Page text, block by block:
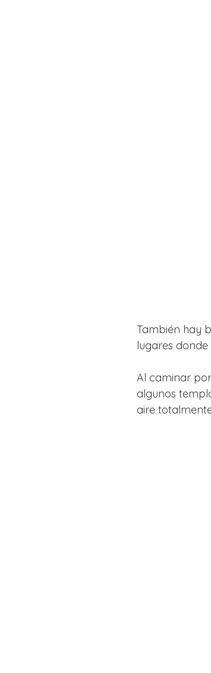
También hay
lugares
Al caminar
algunos
aire